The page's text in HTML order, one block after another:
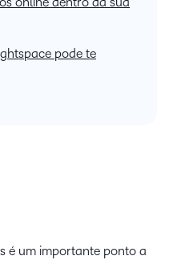
é um importante ponto a
pode te